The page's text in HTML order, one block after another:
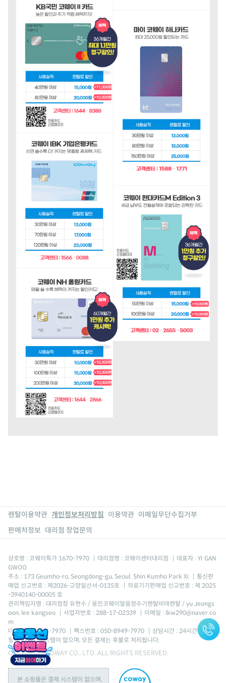
렌탈이용약관 개인정보처리방침 이용약관 이메일무단수집거부
판매처정보 대리점 창업문의
상호명 : 코웨이특가 1670-7970 대리점명 : 코웨이센터대리점
대표자 : YI GAN
GWOO
주소 : 173 Geumho-ro, Seongdong-gu, Seoul. Shin Kumho Park Xi
통신판
매업 신고번호 : 제2026-고양일산서-0135호
의료기기판매업 신고번호 : 제 2025
-3940140-00005 호
관리책임자명 : 대리점장 유현수 / 웅진코웨이얼음정수기렌탈비데렌탈 / yu Jeongs
oon, lee kangseo
사업자번호 : 288-17-02339
이메일 : lkw290@naver.co
m
대표번호 : 1670-7970
팩스번호 : 050-8949-7970
상담시간 : 24시간 *본 쇼
핑몰은 결제 시스템이 없으며, 모든 결제는 후불로 처리됩니다.
COPYRIGHT COWAY CO., LTD. ALL RIGHTS RESERVED.
본 쇼핑몰은 결제 시스템이 없으며,